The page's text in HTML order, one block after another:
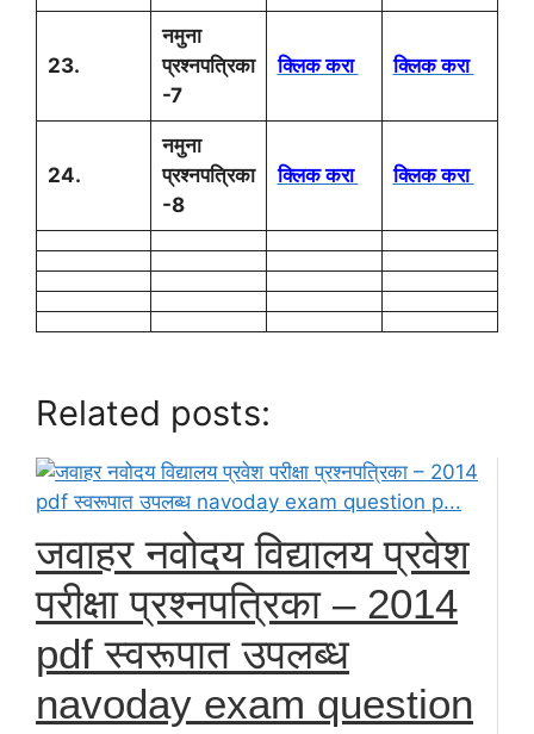
23.
नमुना
प्रश्नपत्रिका
-7
क्लिक करा क्लिक करा
24.
नमुना
प्रश्नपत्रिका
-8
क्लिक करा क्लिक करा
Related posts:
जवाहर नवोदय विद्यालय प्रवेश
परीक्षा प्रश्नपत्रिका – 2014
pdf स्वरूपात उपलब्ध
navoday exam question